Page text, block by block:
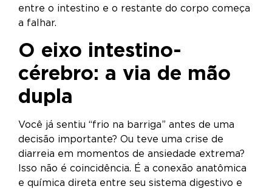
entre o intestino e o restante do corpo começa
a falhar.
O eixo intestino-
cérebro: a via de mão
dupla
Você já sentiu “frio na barriga” antes de uma
decisão importante? Ou teve uma crise de
diarreia em momentos de ansiedade extrema?
Isso não é coincidência. É a conexão anatômica
e química direta entre seu sistema digestivo e